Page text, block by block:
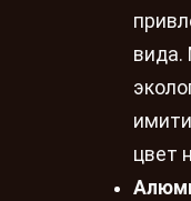
цвет